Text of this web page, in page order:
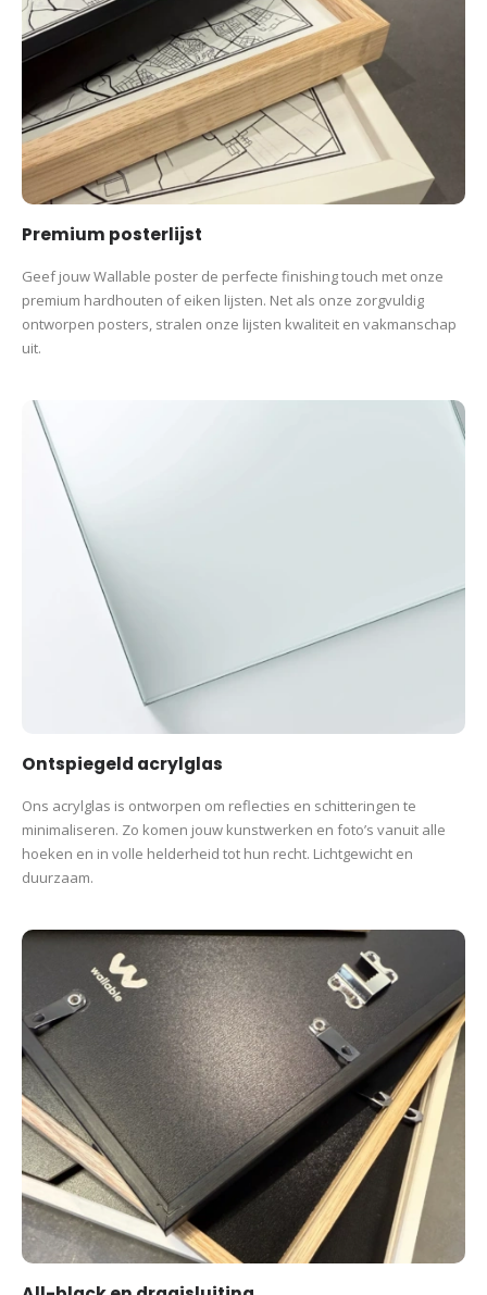
Premium posterlijst
Geef jouw Wallable poster de perfecte finishing touch met onze
premium hardhouten of eiken lijsten. Net als onze zorgvuldig
ontworpen posters, stralen onze lijsten kwaliteit en vakmanschap
uit.
Ontspiegeld acrylglas
Ons acrylglas is ontworpen om reflecties en schitteringen te
minimaliseren. Zo komen jouw kunstwerken en foto’s vanuit alle
hoeken en in volle helderheid tot hun recht. Lichtgewicht en
duurzaam.